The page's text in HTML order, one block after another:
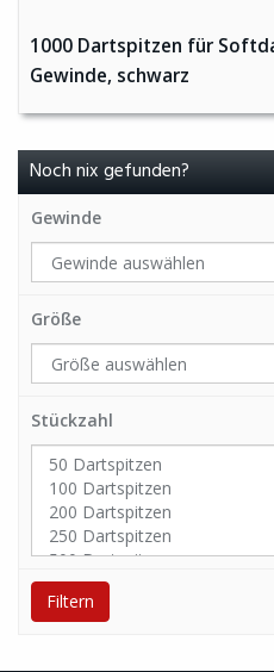
1000 Dartspitzen für
Gewinde, schwarz
Noch nix gefunden?
Gewinde
Größe
Stückzahl
Filtern